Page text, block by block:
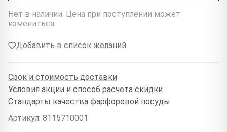
Нет в наличии. Цена при поступлении может
измениться.
Добавить в список желаний
Срок и стоимость доставки
Условия акции и способ расчёта скидки
Стандарты качества фарфоровой посуды
Артикул: 8115710001